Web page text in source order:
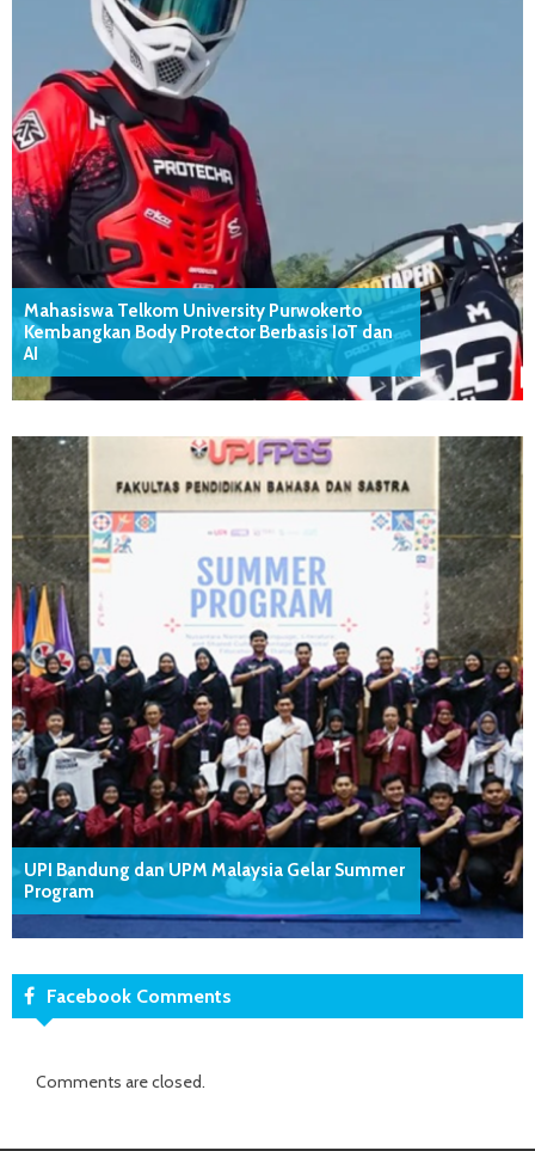
Mahasiswa Telkom University Purwokerto
Kembangkan Body Protector Berbasis IoT dan
AI
UPI Bandung dan UPM Malaysia Gelar Summer
Program
Facebook Comments
Comments are closed.